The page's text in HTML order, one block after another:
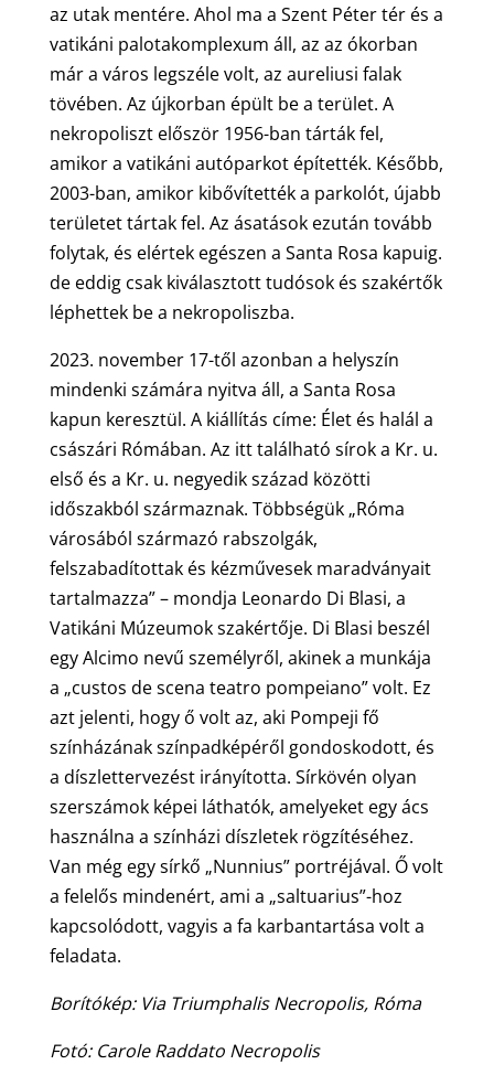
az utak mentére. Ahol ma a Szent Péter tér és a
vatikáni palotakomplexum áll, az az ókorban
már a város legszéle volt, az aureliusi falak
tövében. Az újkorban épült be a terület. A
nekropoliszt először 1956-ban tárták fel,
amikor a vatikáni autóparkot építették. Később,
2003-ban, amikor kibővítették a parkolót, újabb
területet tártak fel. Az ásatások ezután tovább
folytak, és elértek egészen a Santa Rosa kapuig.
de eddig csak kiválasztott tudósok és szakértők
léphettek be a nekropoliszba.
2023. november 17-től azonban a helyszín
mindenki számára nyitva áll, a Santa Rosa
kapun keresztül. A kiállítás címe: Élet és halál a
császári Rómában. Az itt található sírok a Kr. u.
első és a Kr. u. negyedik század közötti
időszakból származnak. Többségük „Róma
városából származó rabszolgák,
felszabadítottak és kézművesek maradványait
tartalmazza” – mondja Leonardo Di Blasi, a
Vatikáni Múzeumok szakértője. Di Blasi beszél
egy Alcimo nevű személyről, akinek a munkája
a „custos de scena teatro pompeiano” volt. Ez
azt jelenti, hogy ő volt az, aki Pompeji fő
színházának színpadképéről gondoskodott, és
a díszlettervezést irányította. Sírkövén olyan
szerszámok képei láthatók, amelyeket egy ács
használna a színházi díszletek rögzítéséhez.
Van még egy sírkő „Nunnius” portréjával. Ő volt
a felelős mindenért, ami a „saltuarius”-hoz
kapcsolódott, vagyis a fa karbantartása volt a
feladata.
Borítókép: Via Triumphalis Necropolis, Róma
Fotó: Carole Raddato Necropolis